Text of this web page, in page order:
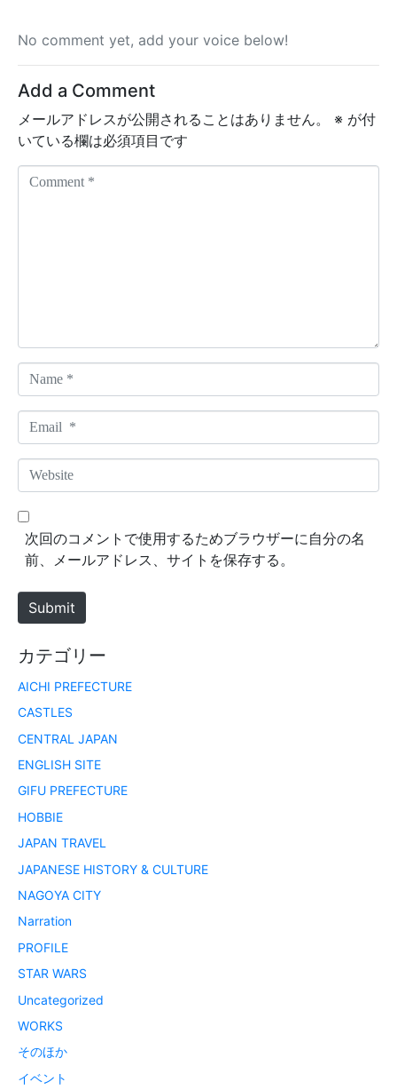
No comment yet, add your voice below!
Add a Comment
メールアドレスが公開されることはありません。 ※ が付
いている欄は必須項目です
a
m
*
m
a
*
W
e
b
e
次回のコメントで使用するためブラウザーに自分の名
前、メールアドレス、サイトを保存する。
Submit
カテゴリー
AICHI PREFECTURE
CASTLES
CENTRAL JAPAN
ENGLISH SITE
GIFU PREFECTURE
HOBBIE
JAPAN TRAVEL
JAPANESE HISTORY & CULTURE
NAGOYA CITY
Narration
PROFILE
STAR WARS
Uncategorized
WORKS
そのほか
イベント